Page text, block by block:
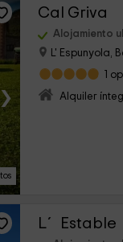
›
Cal Griva
Alojamiento
L' Espunyola,
1
Alquiler
L´ Estable